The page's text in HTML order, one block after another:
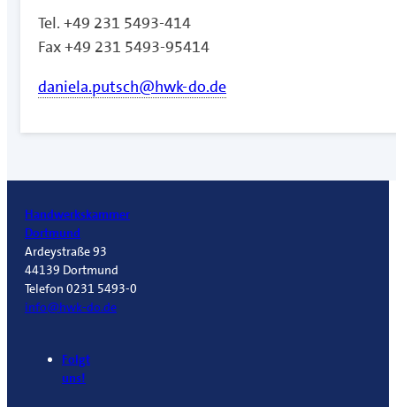
Tel. +49 231 5493-414
Fax +49 231 5493-95414
daniela.putsch@hwk-do.de
Handwerkskammer
Dortmund
Ardeystraße 93
44139 Dortmund
Telefon 0231 5493-0
info@hwk-do.de
Folgt
uns!